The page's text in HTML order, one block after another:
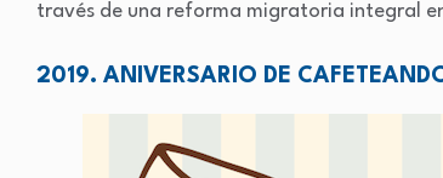
través de una reforma migratoria integral
2019. ANIVERSARIO DE